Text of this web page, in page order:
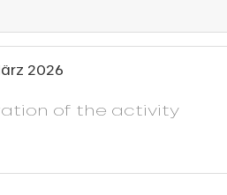
2026
of the activity